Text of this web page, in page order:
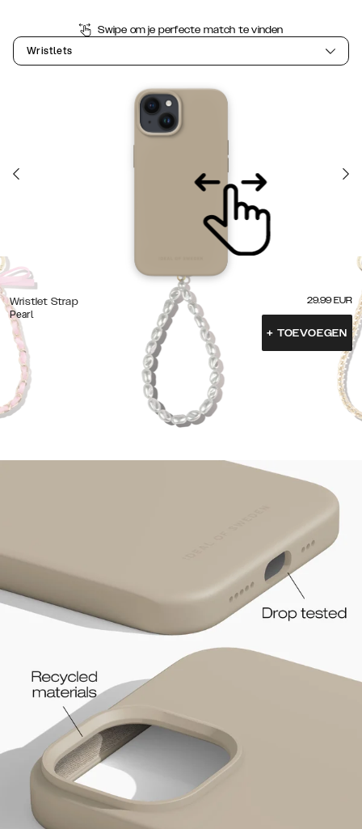
Swipe om je perfecte match te vinden
Wristlets
Wristlet Strap
Pearl
29.99 EUR
+ TOEVOEGEN